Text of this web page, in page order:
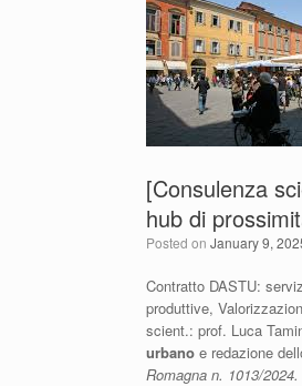
[Consulenza
hub di
Posted on January 9,
Contratto DASTU:
produttive,
scient.: prof. Luca
urbano e redazione
Romagna n. 1013/2024.